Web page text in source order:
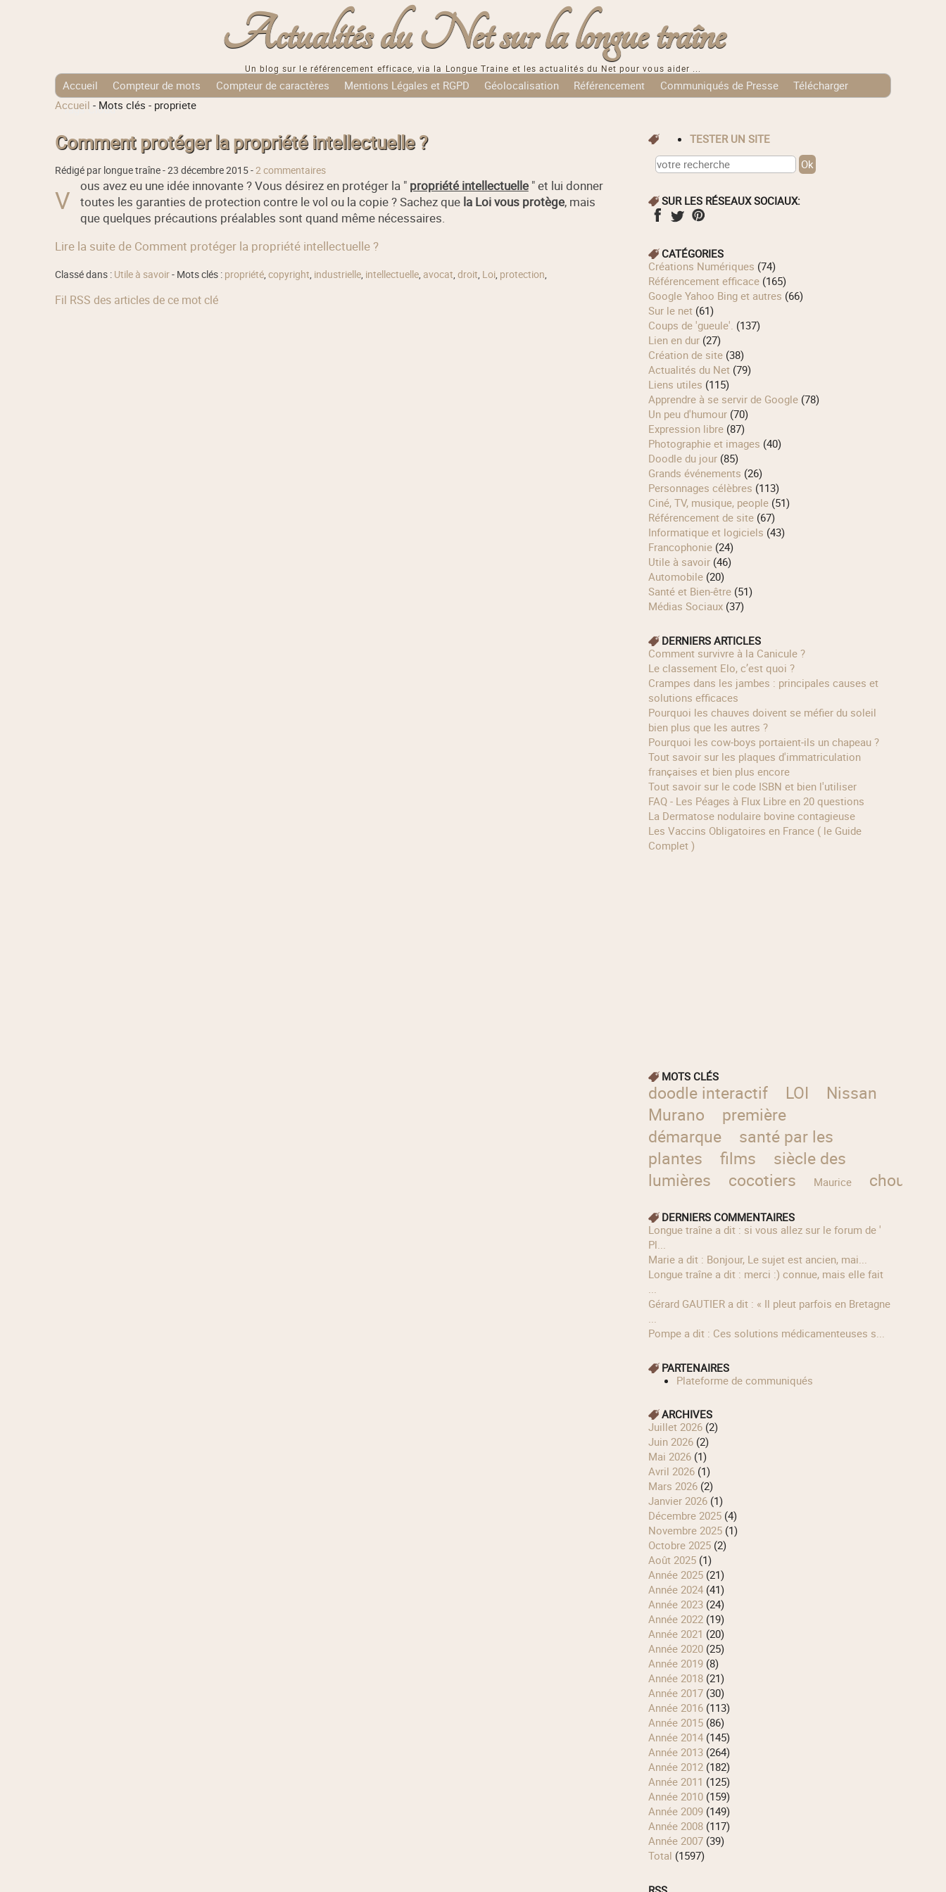
Actualités du Net sur la longue traîne
Un blog sur le référencement efficace, via la Longue Traine et les actualités du Net pour vous aider ...
Accueil Compteur de mots Compteur de caractères Mentions Légales et RGPD Géolocalisation Référencement Communiqués de Presse
Télécharger
Tags Cloud
Accueil - Mots clés - propriete
Comment protéger la propriété intellectuelle ?
Rédigé par longue traîne -23 décembre 2015-2 commentaires
V ous avez eu une idée innovante ? Vous désirez en protéger la " propriété intellectuelle" et lui donner
toutes les garanties de protection contre le vol ou la copie ? Sachez que la Loi vous protège, mais
que quelques précautions préalables sont quand même nécessaires.
Lire la suite de Comment protéger la propriété intellectuelle ?
Classé dans : Utile à savoir- Mots clés : propriété, copyright, industrielle, intellectuelle, avocat, droit, Loi, protection,
Fil RSS des articles de ce mot clé
TESTER UN SITE
SUR LES RÉSEAUX SOCIAUX:
CATÉGORIES
Créations Numériques (74)
Référencement efficace(165)
Google Yahoo Bing et autres (66)
Sur le net(61)
Coups de 'gueule'. (137)
Lien en dur(27)
Création de site(38)
Actualités du Net(79)
Liens utiles (115)
Apprendre à se servir de Google(78)
Un peu d'humour(70)
Expression libre(87)
Photographie et images (40)
Doodle du jour(85)
Grands événements (26)
Personnages célèbres (113)
Ciné, TV, musique, people(51)
Référencement de site(67)
Informatique et logiciels (43)
Francophonie(24)
Utile à savoir(46)
Automobile(20)
Santé et Bien-être(51)
Médias Sociaux(37)
DERNIERS ARTICLES
Comment survivre à la Canicule ?
Le classement Elo, c’est quoi ?
Crampes dans les jambes : principales causes et
solutions efficaces
Pourquoi les chauves doivent se méfier du soleil
bien plus que les autres ?
Pourquoi les cow‑boys portaient‑ils un chapeau ?
Tout savoir sur les plaques d'immatriculation
françaises et bien plus encore
Tout savoir sur le code ISBN et bien l'utiliser
FAQ - Les Péages à Flux Libre en 20 questions
La Dermatose nodulaire bovine contagieuse
Les Vaccins Obligatoires en France ( le Guide
Complet )
MOTS CLÉS
doodle interactif LOI
Nissan
Murano
première
démarque
santé par les
plantes
films
siècle des
lumières
cocotiers Maurice chouette
DERNIERS COMMENTAIRES
longue traîne a dit : si vous allez sur le forum de '
Pl...
Marie a dit : Bonjour, Le sujet est ancien, mai...
longue traîne a dit : merci :) connue, mais elle fait
...
Gérard GAUTIER a dit : « Il pleut parfois en Bretagne
...
Pompe a dit : Ces solutions médicamenteuses s...
PARTENAIRES
Plateforme de communiqués
ARCHIVES
juillet 2026(2)
juin 2026(2)
mai 2026(1)
avril 2026(1)
mars 2026(2)
janvier 2026(1)
décembre 2025(4)
novembre 2025(1)
octobre 2025(2)
août 2025(1)
année 2025(21)
année 2024(41)
année 2023(24)
année 2022(19)
année 2021 (20)
année 2020(25)
année 2019(8)
année 2018(21)
année 2017(30)
année 2016(113)
année 2015(86)
année 2014(145)
année 2013(264)
année 2012(182)
année 2011 (125)
année 2010(159)
année 2009(149)
année 2008(117)
année 2007(39)
total (1597)